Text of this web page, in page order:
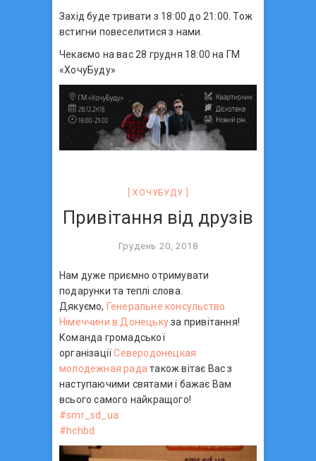
Захід буде тривати з 18:00 до 21:00. Тож
встигни повеселитися з нами.
Чекаємо на вас 28 грудня 18:00 на ГМ
«ХочуБуду»
ХОЧУБУДУ
Привітання від друзів
Грудень 20, 2018
Нам дуже приємно отримувати
подарунки та теплі слова.
Дякуємо, Генеральне консульство
Німеччини в Донецькуза привітання!
Команда громадської
організаціїСеверодонецкая
молодежная рада також вітає Вас з
наступаючими святами і бажає Вам
всього самого найкращого!
#smr_sd_ua
#hchbd